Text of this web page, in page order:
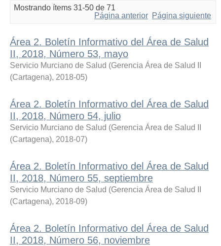
Mostrando ítems 31-50 de 71
Página anterior Página siguiente
Área 2. Boletín Informativo del Área de Salud
II, 2018, Número 53, mayo
Servicio Murciano de Salud (Gerencia Área de Salud II
(Cartagena), 2018-05)
Área 2. Boletín Informativo del Área de Salud
II, 2018, Número 54, julio
Servicio Murciano de Salud (Gerencia Área de Salud II
(Cartagena), 2018-07)
Área 2. Boletín Informativo del Área de Salud
II, 2018, Número 55, septiembre
Servicio Murciano de Salud (Gerencia Área de Salud II
(Cartagena), 2018-09)
Área 2. Boletín Informativo del Área de Salud
II, 2018, Número 56, noviembre